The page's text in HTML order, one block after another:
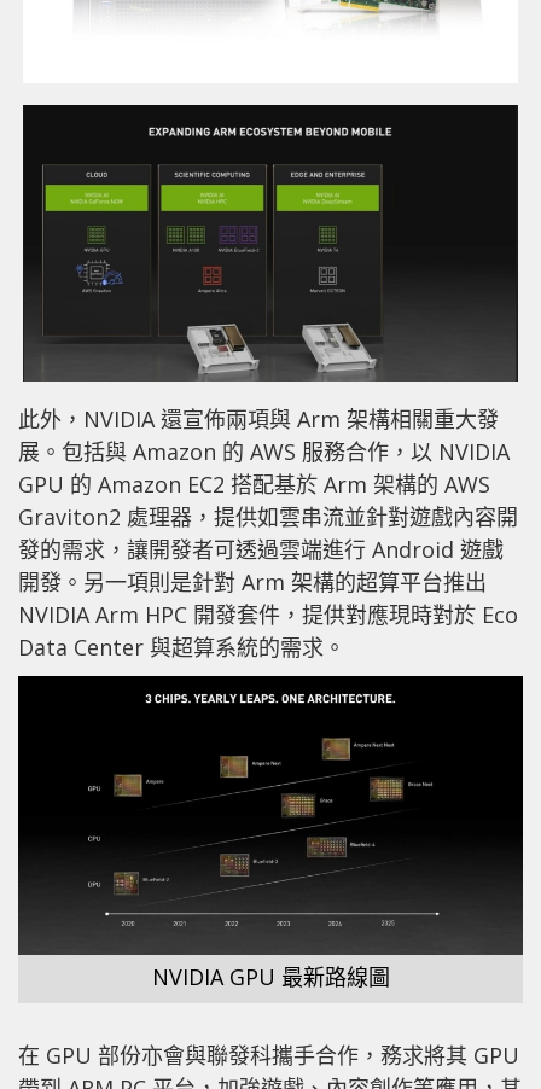
此外，NVIDIA 還宣佈兩項與 Arm 架構相關重大發
展。包括與 Amazon 的 AWS 服務合作，以 NVIDIA
GPU 的 Amazon EC2 搭配基於 Arm 架構的 AWS
Graviton2 處理器，提供如雲串流並針對遊戲內容開
發的需求，讓開發者可透過雲端進行 Android 遊戲
開發。另一項則是針對 Arm 架構的超算平台推出
NVIDIA Arm HPC 開發套件，提供對應現時對於 Eco
Data Center 與超算系統的需求。
NVIDIA GPU 最新路線圖
在 GPU 部份亦會與聯發科攜手合作，務求將其 GPU